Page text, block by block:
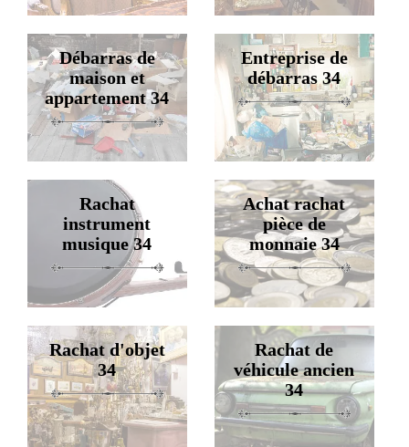
Débarras de
maison et
appartement 34
Entreprise de
débarras 34
Rachat
instrument
musique 34
Achat rachat
pièce de
monnaie 34
Rachat d'objet
34
Rachat de
véhicule ancien
34